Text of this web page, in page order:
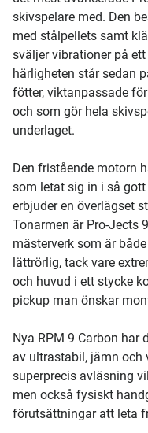
skivspelare med. Den
med stålpellets samt
sväljer vibrationer på
härligheten står sedan
fötter, viktanpassade
och som gör hela
underlaget.
Den fristående motorn
som letat sig in i så
erbjuder en överlägset
Tonarmen är Pro-Jects
mästerverk som är
lättrörlig, tack vare
och huvud i ett stycke
pickup man önskar
Nya RPM 9 Carbon har
av ultrastabil, jämn
superprecis avläsning
men också fysiskt
förutsättningar att leta